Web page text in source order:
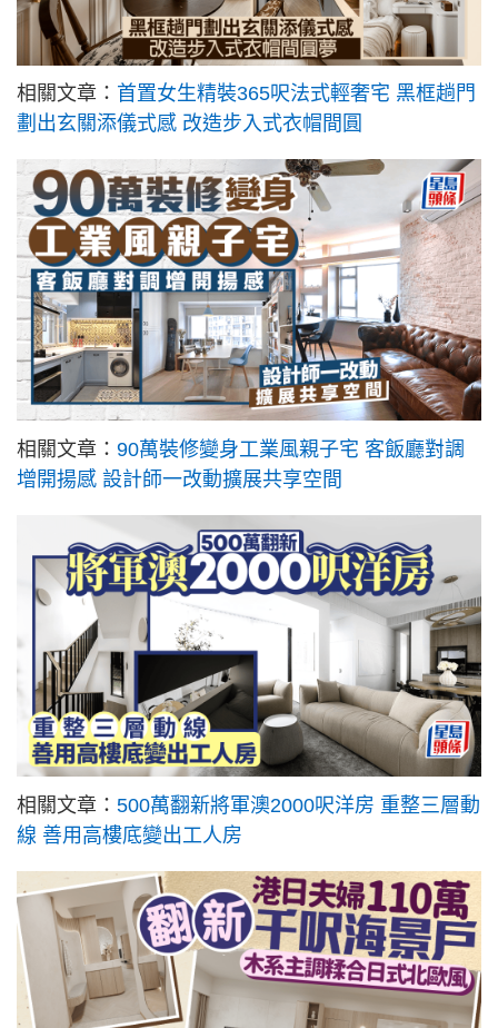
相關文章： 首置女生精裝365呎法式輕奢宅 黑框趟門
劃出玄關添儀式感 改造步入式衣帽間圓
相關文章： 90萬裝修變身工業風親子宅 客飯廳對調
增開揚感 設計師一改動擴展共享空間
相關文章： 500萬翻新將軍澳2000呎洋房 重整三層動
線 善用高樓底變出工人房